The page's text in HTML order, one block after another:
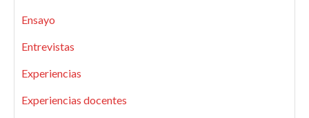
Ensayo
Entrevistas
Experiencias
Experiencias docentes